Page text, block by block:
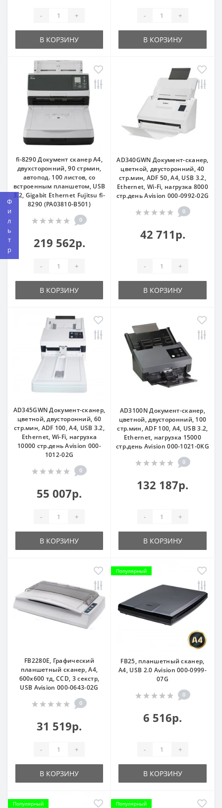
Фильтр
- +
В КОРЗИНУ
- +
В КОРЗИНУ
fi-8290 Документ сканер А4,
двухсторонний, 90 стрмин,
автопод. 100 листов, cо
встроенным планшетом, USB
3.2, Gigabit Ethernet Fujitsu fi-
8290 (PA03810-B501)
0
219 562р.
- +
В КОРЗИНУ
AD340GWN Документ-сканер,
цветной, двусторонний, 40
стр.мин, ADF 50, A4, USB 3.2,
Ethernet, Wi-Fi, нагрузка 8000
стр.день Avision 000-0992-02G
0
42 711р.
- +
В КОРЗИНУ
AD345GWN Документ-сканер,
цветной, двусторонний, 60
стр.мин, ADF 100, A4, USB 3.2,
Ethernet, Wi-Fi, нагрузка
10000 стр.день Avision 000-
1012-02G
0
55 007р.
- +
В КОРЗИНУ
AD3100N Документ-сканер,
цветной, двусторонний, 100
стр.мин, ADF 100, A4, USB 3.2,
Ethernet, нагрузка 15000
стр.день Avision 000-1021-0KG
0
132 187р.
- +
В КОРЗИНУ
FB2280E, Графический
планшетный сканер, A4,
600x600 тд, CCD, 3 секстр,
USB Avision 000-0643-02G
0
31 519р.
- +
В КОРЗИНУ
Популярный
FB25, планшетный сканер,
A4, USB 2.0 Avision 000-0999-
07G
0
6 516р.
- +
В КОРЗИНУ
Популярный Популярный